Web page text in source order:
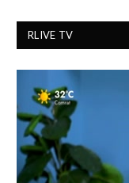
RLIVE TV